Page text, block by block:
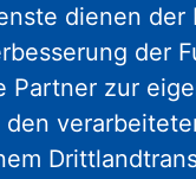
in
macht
Von einer
hin zu
von der
dienen
der
Partner zur
den